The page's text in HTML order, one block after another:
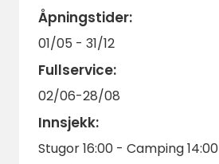
Dalälven.
Åpningstider:
01/05 - 31/12
Fullservice:
02/06-28/08
Innsjekk:
Stugor 16:00 - Camping 14:00